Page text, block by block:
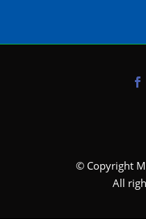
© Copyright
All